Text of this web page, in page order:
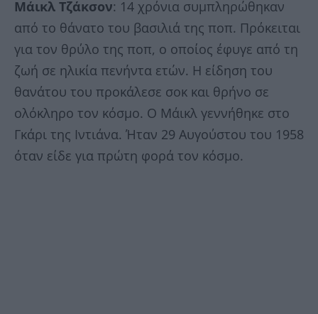
Μάικλ Τζάκσον: 14 χρόνια συμπληρώθηκαν
από το θάνατο του βασιλιά της ποπ. Πρόκειται
για τον θρύλο της ποπ, ο οποίος έφυγε από τη
ζωή σε ηλικία πενήντα ετών. Η είδηση του
θανάτου του προκάλεσε σοκ και θρήνο σε
ολόκληρο τον κόσμο. Ο Μάικλ γεννήθηκε στο
Γκάρι της Ιντιάνα. Ήταν 29 Αυγούστου του 1958
όταν είδε για πρώτη φορά τον κόσμο.